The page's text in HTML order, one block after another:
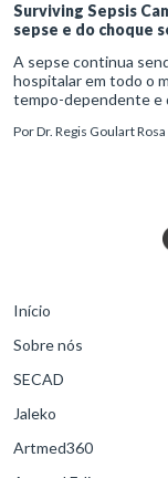
Surviving Sepsis
sepse e do choque
A sepse continua
hospitalar em todo o
tempo-dependente e
para o desfe
PorDr. Regis Goulart Rosa
Início
Sobre nós
SECAD
Jaleko
Artmed360